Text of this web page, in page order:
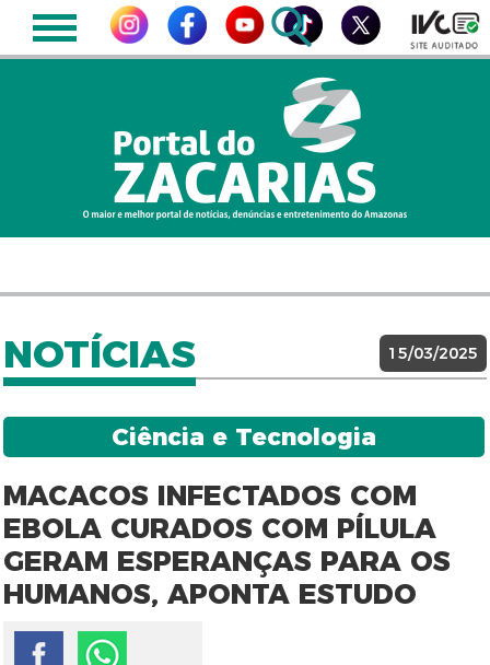
NOTÍCIAS 15/03/2025
Ciência e Tecnologia
MACACOS INFECTADOS COM
EBOLA CURADOS COM PÍLULA
GERAM ESPERANÇAS PARA OS
HUMANOS, APONTA ESTUDO